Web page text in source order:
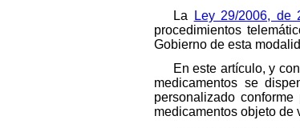
La
Ley 29/2006, de
procedimientos
Gobierno de esta
En este artículo, y
medicamentos se
personalizado
medicamentos objeto de